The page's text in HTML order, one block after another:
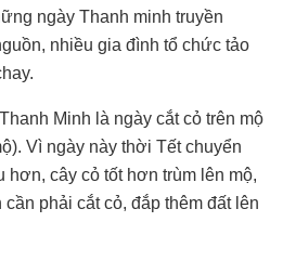
ngày Thanh minh truyền
nhiều gia đình tổ chức tảo
Minh là ngày cắt cỏ trên mộ
Vì ngày này thời Tết chuyển
hơn, cây cỏ tốt hơn trùm lên mộ,
phải cắt cỏ, đắp thêm đất lên